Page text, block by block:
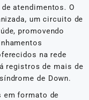
atendimentos. O
um circuito de
promovendo
na rede
registros de mais de
de Down.
em formato de